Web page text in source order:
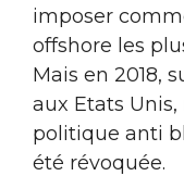
imposer
offshore les
Mais en 2018,
aux Etats
politique anti
été révoquée.